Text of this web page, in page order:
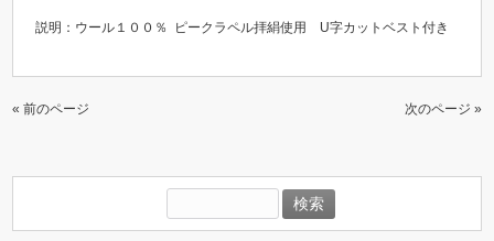
説明：ウール１００％ ピークラペル拝絹使用 U字カットベスト付き
« 前のページ 次のページ »
索: